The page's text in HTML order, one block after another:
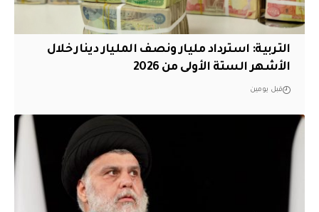
التربية: استرداد مليار ونصف المليار دينار خلال
الأشهر الستة الأولى من 2026
قبل يومين